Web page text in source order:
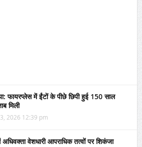
फायरप्लेस में ईंटों के पीछे छिपी हुई 150 साल
मिली
2026 12:39 pm
वेशधारी आपराधिक तत्वों पर शिकंजा